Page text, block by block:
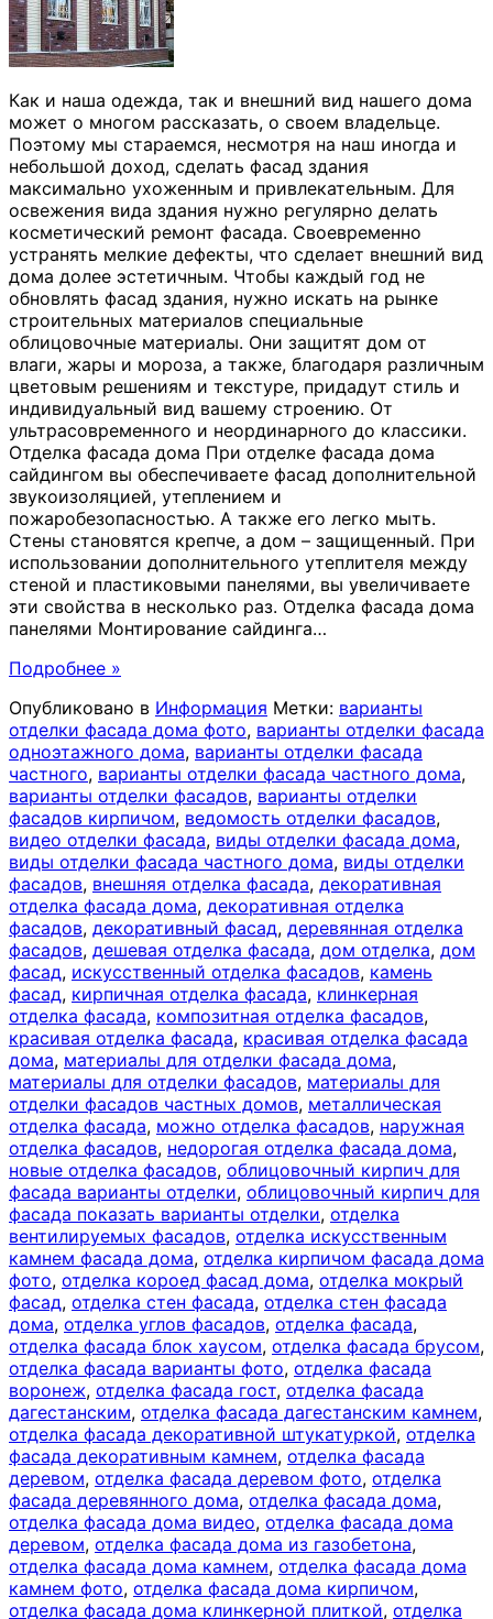
Как и наша одежда, так и внешний вид нашего дома
может о многом рассказать, о своем владельце.
Поэтому мы стараемся, несмотря на наш иногда и
небольшой доход, сделать фасад здания
максимально ухоженным и привлекательным. Для
освежения вида здания нужно регулярно делать
косметический ремонт фасада. Своевременно
устранять мелкие дефекты, что сделает внешний вид
дома долее эстетичным. Чтобы каждый год не
обновлять фасад здания, нужно искать на рынке
строительных материалов специальные
облицовочные материалы. Они защитят дом от
влаги, жары и мороза, а также, благодаря различным
цветовым решениям и текстуре, придадут стиль и
индивидуальный вид вашему строению. От
ультрасовременного и неординарного до классики.
Отделка фасада дома При отделке фасада дома
сайдингом вы обеспечиваете фасад дополнительной
звукоизоляцией, утеплением и
пожаробезопасностью. А также его легко мыть.
Стены становятся крепче, а дом – защищенный. При
использовании дополнительного утеплителя между
стеной и пластиковыми панелями, вы увеличиваете
эти свойства в несколько раз. Отделка фасада дома
панелями Монтирование сайдинга…
Подробнее »
Опубликовано в Информация Метки: варианты
отделки фасада дома фото, варианты отделки фасада
одноэтажного дома, варианты отделки фасада
частного, варианты отделки фасада частного дома,
варианты отделки фасадов, варианты отделки
фасадов кирпичом, ведомость отделки фасадов,
видео отделки фасада, виды отделки фасада дома,
виды отделки фасада частного дома, виды отделки
фасадов, внешняя отделка фасада, декоративная
отделка фасада дома, декоративная отделка
фасадов, декоративный фасад, деревянная отделка
фасадов, дешевая отделка фасада, дом отделка, дом
фасад, искусственный отделка фасадов, камень
фасад, кирпичная отделка фасада, клинкерная
отделка фасада, композитная отделка фасадов,
красивая отделка фасада, красивая отделка фасада
дома, материалы для отделки фасада дома,
материалы для отделки фасадов, материалы для
отделки фасадов частных домов, металлическая
отделка фасада, можно отделка фасадов, наружная
отделка фасадов, недорогая отделка фасада дома,
новые отделка фасадов, облицовочный кирпич для
фасада варианты отделки, облицовочный кирпич для
фасада показать варианты отделки, отделка
вентилируемых фасадов, отделка искусственным
камнем фасада дома, отделка кирпичом фасада дома
фото, отделка короед фасад дома, отделка мокрый
фасад, отделка стен фасада, отделка стен фасада
дома, отделка углов фасадов, отделка фасада,
отделка фасада блок хаусом, отделка фасада брусом,
отделка фасада варианты фото, отделка фасада
воронеж, отделка фасада гост, отделка фасада
дагестанским, отделка фасада дагестанским камнем,
отделка фасада декоративной штукатуркой, отделка
фасада декоративным камнем, отделка фасада
деревом, отделка фасада деревом фото, отделка
фасада деревянного дома, отделка фасада дома,
отделка фасада дома видео, отделка фасада дома
деревом, отделка фасада дома из газобетона,
отделка фасада дома камнем, отделка фасада дома
камнем фото, отделка фасада дома кирпичом,
отделка фасада дома клинкерной плиткой, отделка